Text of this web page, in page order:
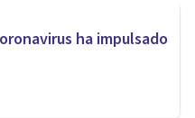
ha impulsado